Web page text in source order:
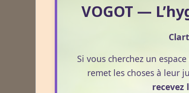
VOGOT —
Si vous cherchez un
remet les choses à leur
recevez